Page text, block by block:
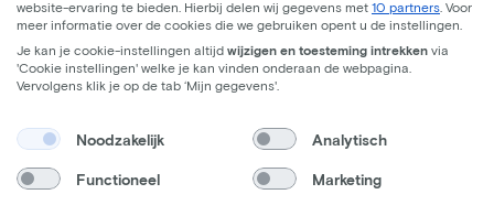
Batavus Fonk 7 2026 (2026)
Leaseprijs p/m vanaf
Prijs €899,00
Vergelijk
website-ervaring te bieden. Hierbij delen wij gegevens met 10 partners . Voor
meer informatie over de cookies die we gebruiken opent u de instellingen.
Je kan je cookie-instellingen altijd wijzigen en toesteming intrekken via
'Cookie instellingen' welke je kan vinden onderaan de webpagina.
Vervolgens klik je op de tab ‘Mijn gegevens'.
Noodzakelijk Analytisch
Functioneel Marketing